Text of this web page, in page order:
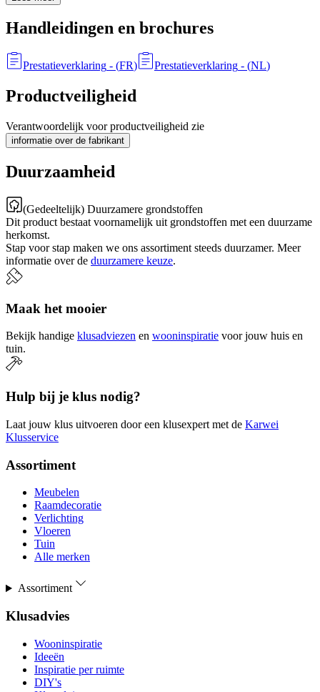
Handleidingen en brochures
Prestatieverklaring - (FR) Prestatieverklaring - (NL)
Productveiligheid
Verantwoordelijk voor productveiligheid zie
informatie over de fabrikant
Duurzaamheid
(Gedeeltelijk) Duurzamere grondstoffen
Dit product bestaat voornamelijk uit grondstoffen met een duurzame
herkomst.
Stap voor stap maken we ons assortiment steeds duurzamer. Meer
informatie over de duurzamere keuze.
Maak het mooier
Bekijk handige klusadviezen en wooninspiratie voor jouw huis en
tuin.
Hulp bij je klus nodig?
Laat jouw klus uitvoeren door een klusexpert met de Karwei
Klusservice
Assortiment
Meubelen
Raamdecoratie
Verlichting
Vloeren
Tuin
Alle merken
Assortiment
Klusadvies
Wooninspiratie
Ideeën
Inspiratie per ruimte
DIY's